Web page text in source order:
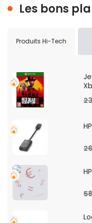
Les bons
Produits Hi-Tech